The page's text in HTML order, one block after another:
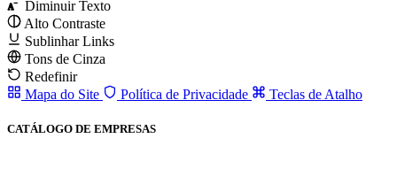
A
Diminuir Texto
Alto Contraste
Sublinhar Links
Tons de Cinza
Redefinir
Mapa do Site
Política de Privacidade Teclas de Atalho
CATÁLOGO DE EMPRESAS